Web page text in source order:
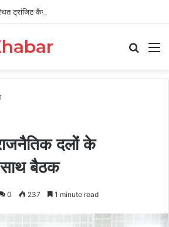
ट्रांजिट कैंप का किया औचक निरीक्षण
दलों के
साथ बैठक
0 237 1 minute read